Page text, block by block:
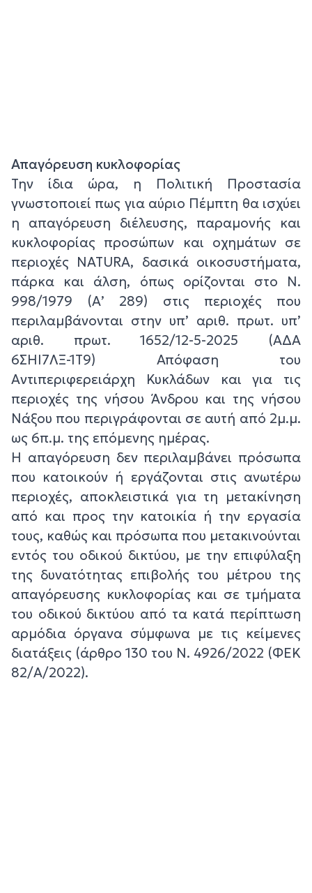
Απαγόρευση κυκλοφορίας
Την ίδια ώρα, η Πολιτική Προστασία
γνωστοποιεί πως για αύριο Πέμπτη θα ισχύει
η απαγόρευση διέλευσης, παραμονής και
κυκλοφορίας προσώπων και οχημάτων σε
περιοχές NATURA, δασικά οικοσυστήματα,
πάρκα και άλση, όπως ορίζονται στο Ν.
998/1979 (Α’ 289) στις περιοχές που
περιλαμβάνονται στην υπ’ αριθ. πρωτ. υπ’
αριθ. πρωτ. 1652/12-5-2025 (ΑΔΑ
6ΣΗΙ7ΛΞ-1Τ9) Απόφαση του
Αντιπεριφερειάρχη Κυκλάδων και για τις
περιοχές της νήσου Άνδρου και της νήσου
Νάξου που περιγράφονται σε αυτή από 2μ.μ.
ως 6π.μ. της επόμενης ημέρας.
Η απαγόρευση δεν περιλαμβάνει πρόσωπα
που κατοικούν ή εργάζονται στις ανωτέρω
περιοχές, αποκλειστικά για τη μετακίνηση
από και προς την κατοικία ή την εργασία
τους, καθώς και πρόσωπα που μετακινούνται
εντός του οδικού δικτύου, με την επιφύλαξη
της δυνατότητας επιβολής του μέτρου της
απαγόρευσης κυκλοφορίας και σε τμήματα
του οδικού δικτύου από τα κατά περίπτωση
αρμόδια όργανα σύμφωνα με τις κείμενες
διατάξεις (άρθρο 130 του Ν. 4926/2022 (ΦΕΚ
82/Α/2022).